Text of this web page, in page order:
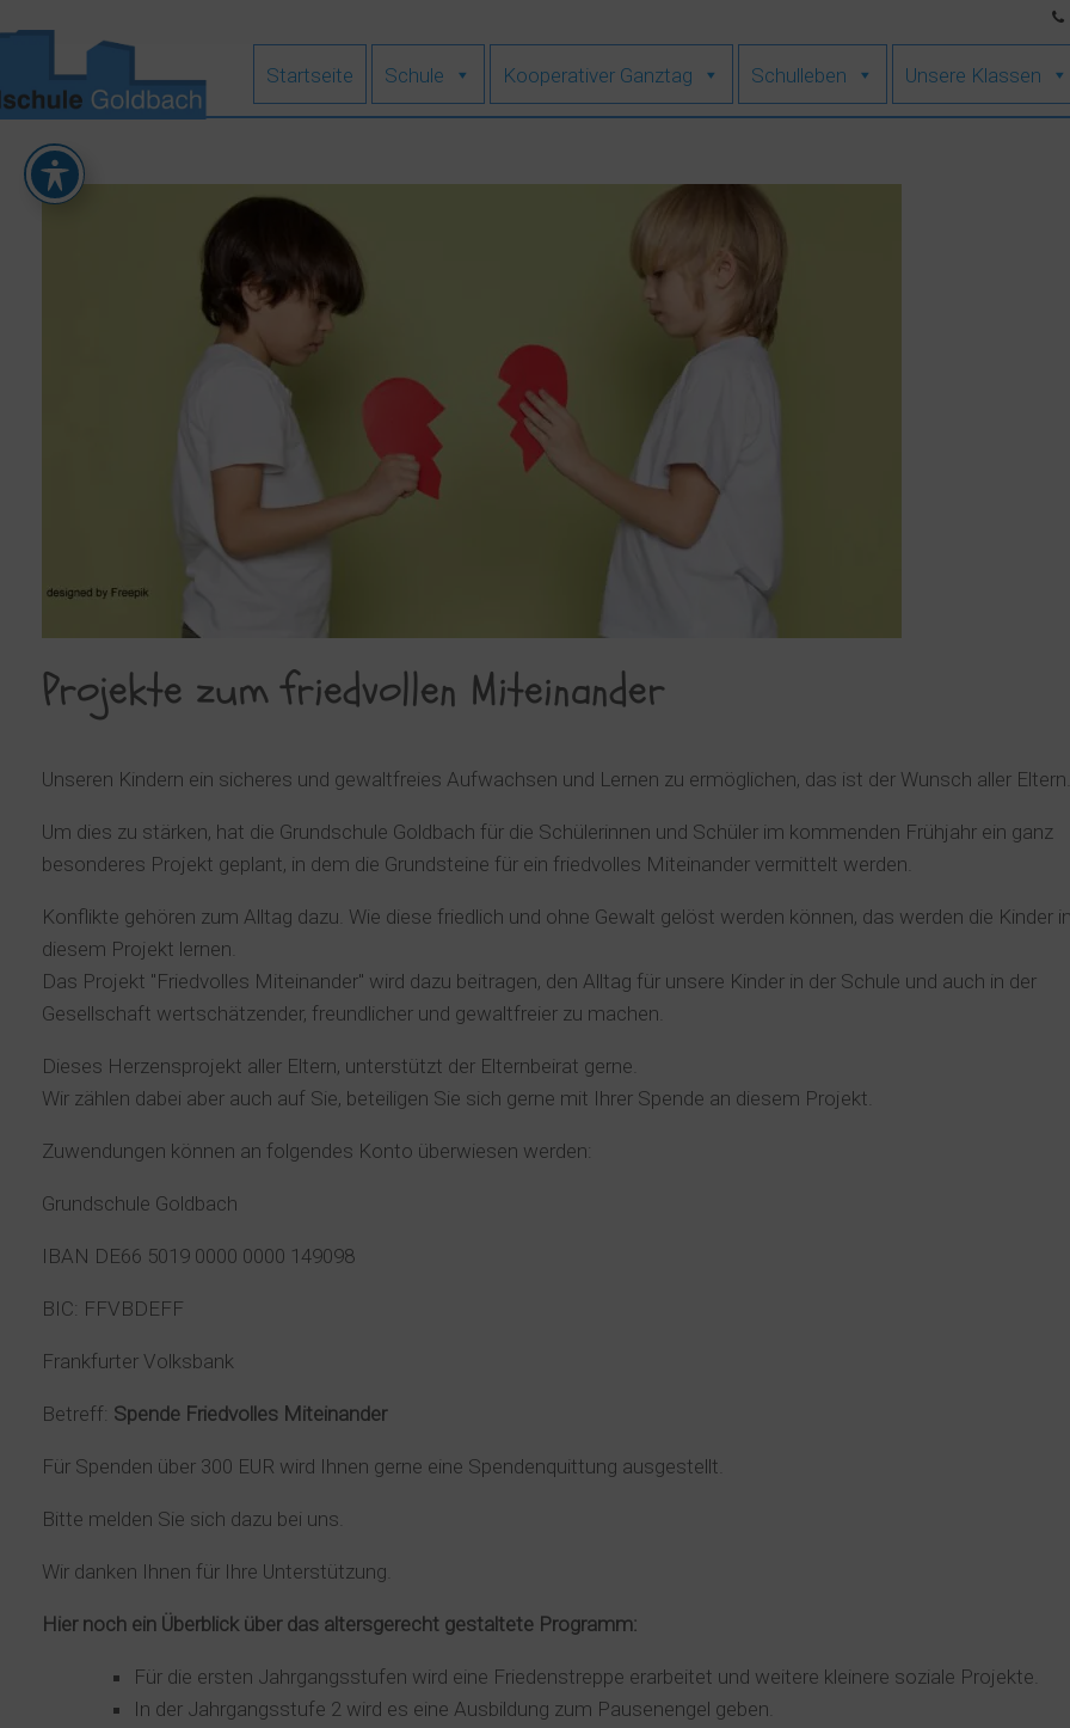
Inhalt
Startseite Schule Kooperativer Ganztag Schulleben Unsere Klassen
Projekte zum friedvollen Miteinander
Unseren Kindern ein sicheres und gewaltfreies Aufwachsen und Lernen zu ermöglichen, das ist der Wunsch aller Eltern.
Um dies zu stärken, hat die Grundschule Goldbach für die Schülerinnen und Schüler im kommenden Frühjahr ein ganz
besonderes Projekt geplant, in dem die Grundsteine für ein friedvolles Miteinander vermittelt werden.
Konflikte gehören zum Alltag dazu. Wie diese friedlich und ohne Gewalt gelöst werden können, das werden die Kinder
diesem Projekt lernen.
Das Projekt "Friedvolles Miteinander" wird dazu beitragen, den Alltag für unsere Kinder in der Schule und auch in der
Gesellschaft wertschätzender, freundlicher und gewaltfreier zu machen.
Dieses Herzensprojekt aller Eltern, unterstützt der Elternbeirat gerne.
Wir zählen dabei aber auch auf Sie, beteiligen Sie sich gerne mit Ihrer Spende an diesem Projekt.
Zuwendungen können an folgendes Konto überwiesen werden:
Grundschule Goldbach
IBAN DE66 5019 0000 0000 149098
BIC: FFVBDEFF
Frankfurter Volksbank
Betreff: Spende Friedvolles Miteinander
Für Spenden über 300 EUR wird Ihnen gerne eine Spendenquittung ausgestellt.
Bitte melden Sie sich dazu bei uns.
Wir danken Ihnen für Ihre Unterstützung.
Hier noch ein Überblick über das altersgerecht gestaltete Programm:
Für die ersten Jahrgangsstufen wird eine Friedenstreppe erarbeitet und weitere kleinere soziale Projekte.
In der Jahrgangsstufe 2 wird es eine Ausbildung zum Pausenengel geben.